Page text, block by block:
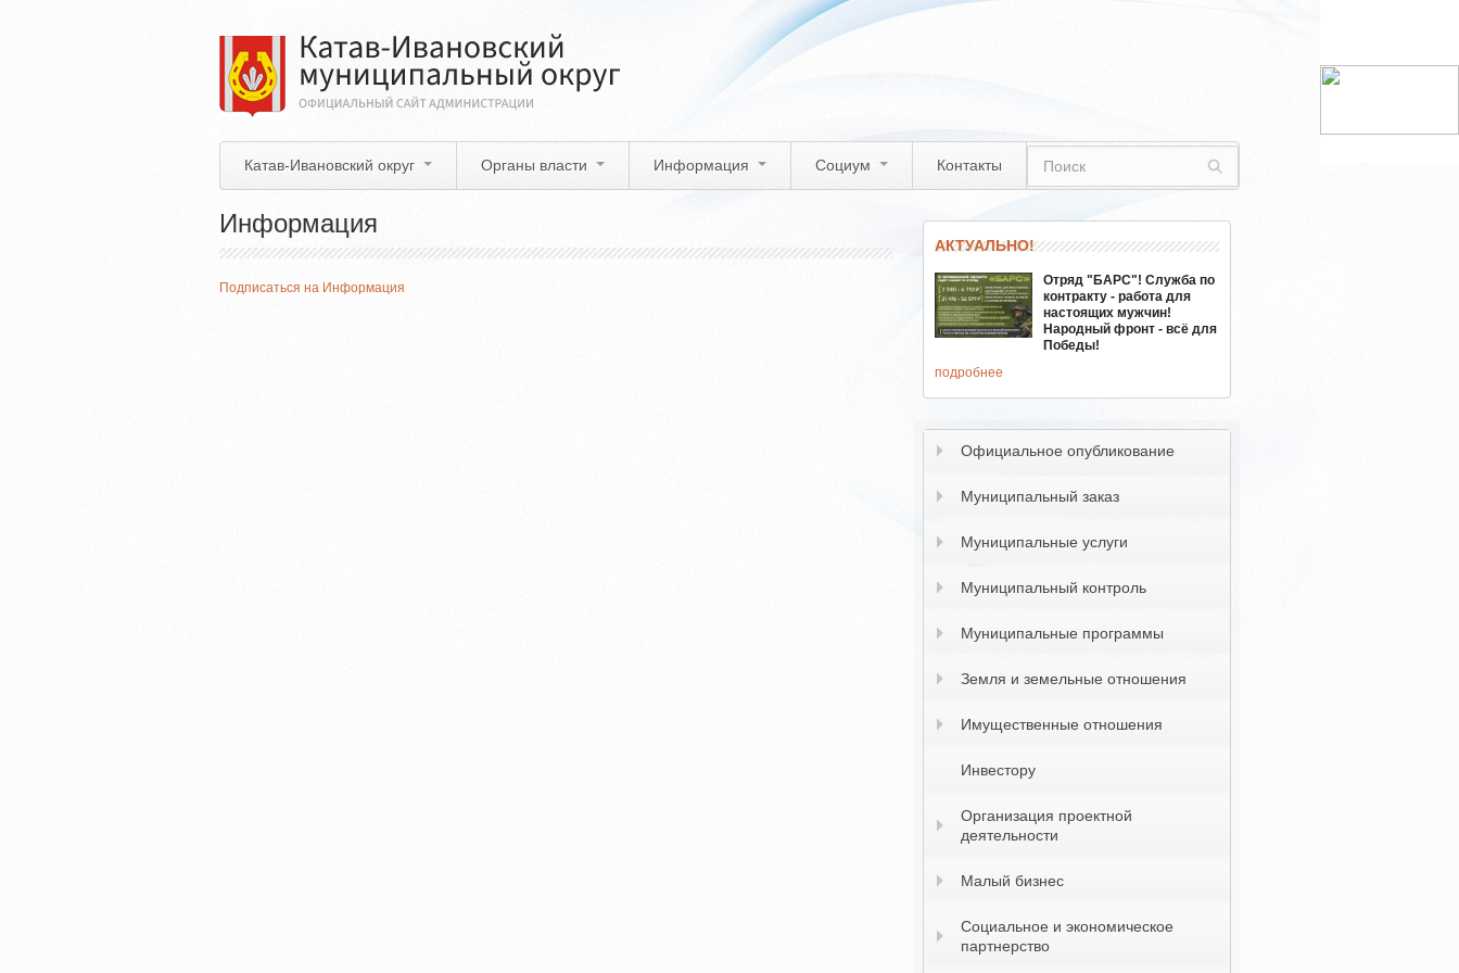
Катав-Ивановский округ Органы власти Информация Социум Контакты
Информация
Подписаться на Информация
АКТУАЛЬНО!
Отряд "БАРС"! Служба по
контракту - работа для
настоящих мужчин!
Народный фронт - всё для
Победы!
подробнее
Официальное опубликование
Муниципальный заказ
Муниципальные услуги
Муниципальный контроль
Муниципальные программы
Земля и земельные отношения
Имущественные отношения
Инвестору
Организация проектной
деятельности
Малый бизнес
Социальное и экономическое
партнерство